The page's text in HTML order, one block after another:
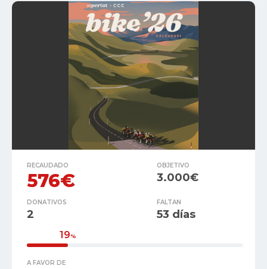
RECAUDADO
576€
OBJETIVO
3.000€
DONATIVOS
2
FALTAN
53 días
19%
A FAVOR DE